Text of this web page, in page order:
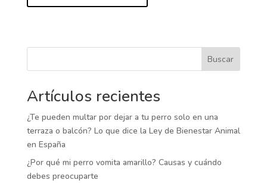
Buscar
Artículos recientes
¿Te pueden multar por dejar a tu perro solo en una
terraza o balcón? Lo que dice la Ley de Bienestar Animal
en España
¿Por qué mi perro vomita amarillo? Causas y cuándo
debes preocuparte